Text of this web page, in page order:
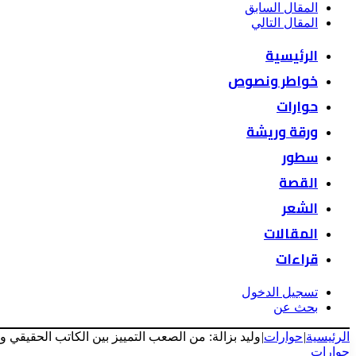
المقال السابق
المقال التالي
الرئيسية
خواطر ونصوص
حوارات
ورقة وريشة
سطور
القصة
الشعر
المقالات
قراءات
تسجيل الدخول
بحث عن
الرئيسية|حوارات|وليد بزالة: من الصعب التمييز بين الكاتب الحقيقي و
حوارات